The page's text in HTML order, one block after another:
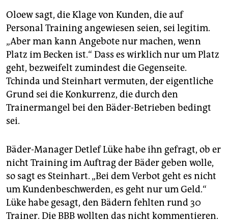
Oloew sagt, die Klage von Kunden, die auf
Personal Training angewiesen seien, sei legitim.
„Aber man kann Angebote nur machen, wenn
Platz im Becken ist.“ Dass es wirklich nur um Platz
geht, bezweifelt zumindest die Gegenseite.
Tchinda und Steinhart vermuten, der eigentliche
Grund sei die Konkurrenz, die durch den
Trainermangel bei den Bäder-Betrieben bedingt
sei.
Bäder-Manager Detlef Lüke habe ihn gefragt, ob er
nicht Training im Auftrag der Bäder geben wolle,
so sagt es Steinhart. „Bei dem Verbot geht es nicht
um Kundenbeschwerden, es geht nur um Geld.“
Lüke habe gesagt, den Bädern fehlten rund 30
Trainer. Die BBB wollten das nicht kommentieren.